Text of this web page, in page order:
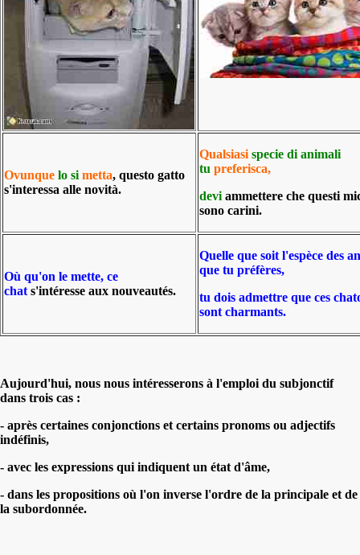
Ovunque lo si metta, questo gatto
s'interessa alle novità.
Qualsiasi specie di animali
tu preferisca,
devi ammettere che questi
sono carini.
Où qu'on le mette, ce
chat s'intéresse aux nouveautés.
Quelle que soit l'espèce des
que tu préfères,
tu dois admettre que ces
sont charmants.
Aujourd'hui, nous nous intéresserons à l'emploi du subjonctif
dans trois cas :
- après certaines conjonctions et certains pronoms ou adjectifs
indéfinis,
- avec les expressions qui indiquent un état d'âme,
- dans les propositions où l'on inverse l'ordre de la principale et de
la subordonnée.